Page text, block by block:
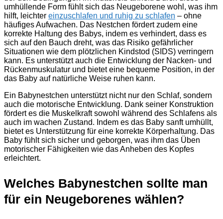
umhüllende Form fühlt sich das Neugeborene wohl, was ihm
hilft, leichter einzuschlafen und ruhig zu schlafen – ohne
häufiges Aufwachen. Das Nestchen fördert zudem eine
korrekte Haltung des Babys, indem es verhindert, dass es
sich auf den Bauch dreht, was das Risiko gefährlicher
Situationen wie dem plötzlichen Kindstod (SIDS) verringern
kann. Es unterstützt auch die Entwicklung der Nacken- und
Rückenmuskulatur und bietet eine bequeme Position, in der
das Baby auf natürliche Weise ruhen kann.
Ein Babynestchen unterstützt nicht nur den Schlaf, sondern
auch die motorische Entwicklung. Dank seiner Konstruktion
fördert es die Muskelkraft sowohl während des Schlafens als
auch im wachen Zustand. Indem es das Baby sanft umhüllt,
bietet es Unterstützung für eine korrekte Körperhaltung. Das
Baby fühlt sich sicher und geborgen, was ihm das Üben
motorischer Fähigkeiten wie das Anheben des Kopfes
erleichtert.
Welches Babynestchen sollte man
für ein Neugeborenes wählen?